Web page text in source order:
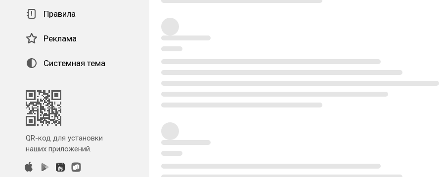
Правила
Реклама
Системная тема
QR-код для установки
наших приложений.